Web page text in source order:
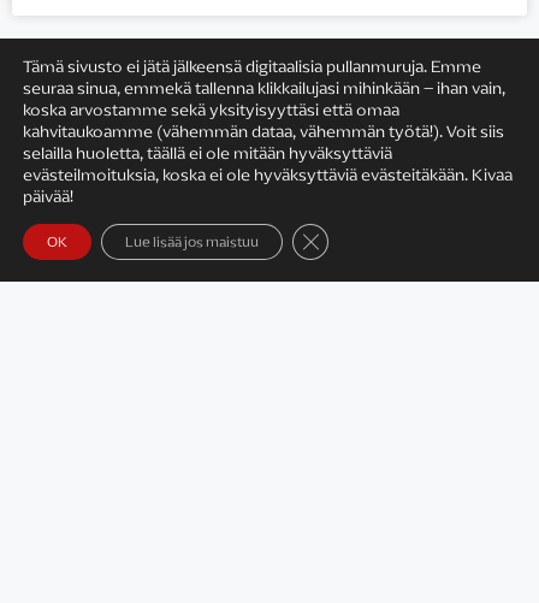
KIRJAILIJAN TYÖ
Tämä sivusto ei jätä jälkeensä digitaalisia pullanmuruja. Emme
seuraa sinua, emmekä tallenna klikkailujasi mihinkään – ihan vain,
koska arvostamme sekä yksityisyyttäsi että omaa
kahvitaukoamme (vähemmän dataa, vähemmän työtä!). Voit siis
selailla huoletta, täällä ei ole mitään hyväksyttäviä
evästeilmoituksia, koska ei ole hyväksyttäviä evästeitäkään. Kivaa
päivää!
OK Lue lisää jos maistuu Sulje evästebanneri